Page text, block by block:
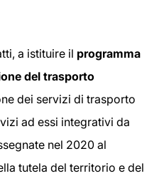
a istituire il programma
del trasporto
dei servizi di trasporto
ad essi integrativi da
nel 2020 al
tutela del territorio e del